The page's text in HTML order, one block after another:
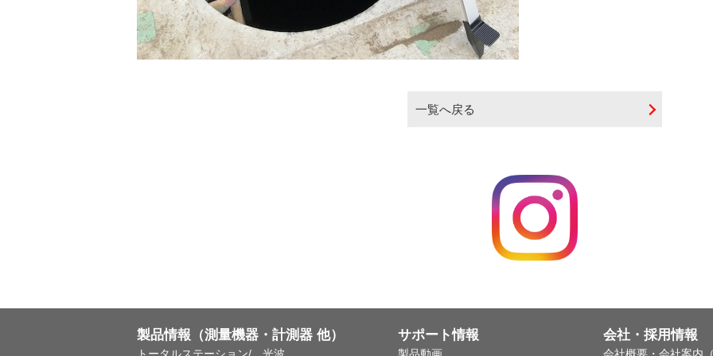
一覧へ戻る
製品情報（測量機器・計測器 他） サポート情報 会社・採用情報